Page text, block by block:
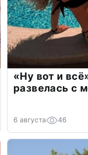
«Ну вот и
развелась с
6 августа 46